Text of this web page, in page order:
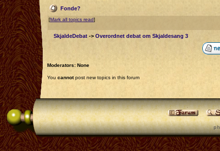
Fonde?
[Mark all topics read]
SkjaldeDebat -> Overordnet debat om Skjaldesang 3
Moderators: None
You cannotpost new topics in this forum
p